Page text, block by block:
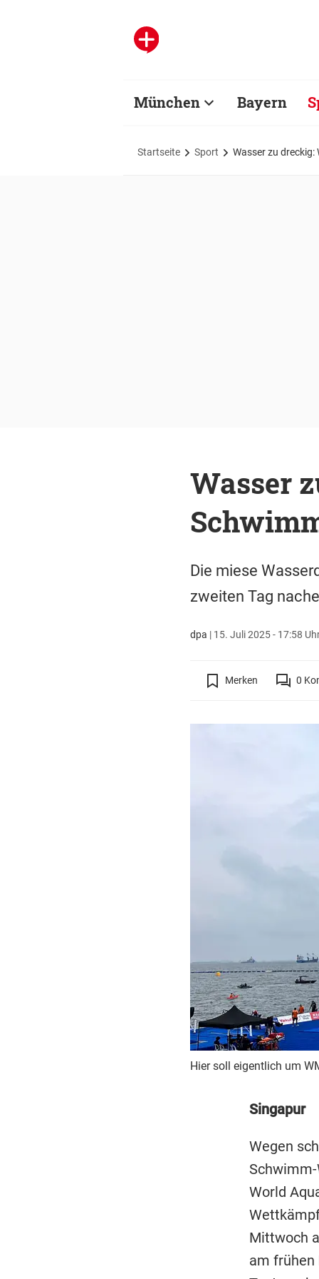
München Bayern
Startseite Sport Wasser zu dreckig:
Wasser
Die miese
zweiten Tag
dpa | 15. Juli 2025 - 17:58
Merken 0
Hier soll eigentlich um
Singapur
Wegen
World
Mittwoch
am